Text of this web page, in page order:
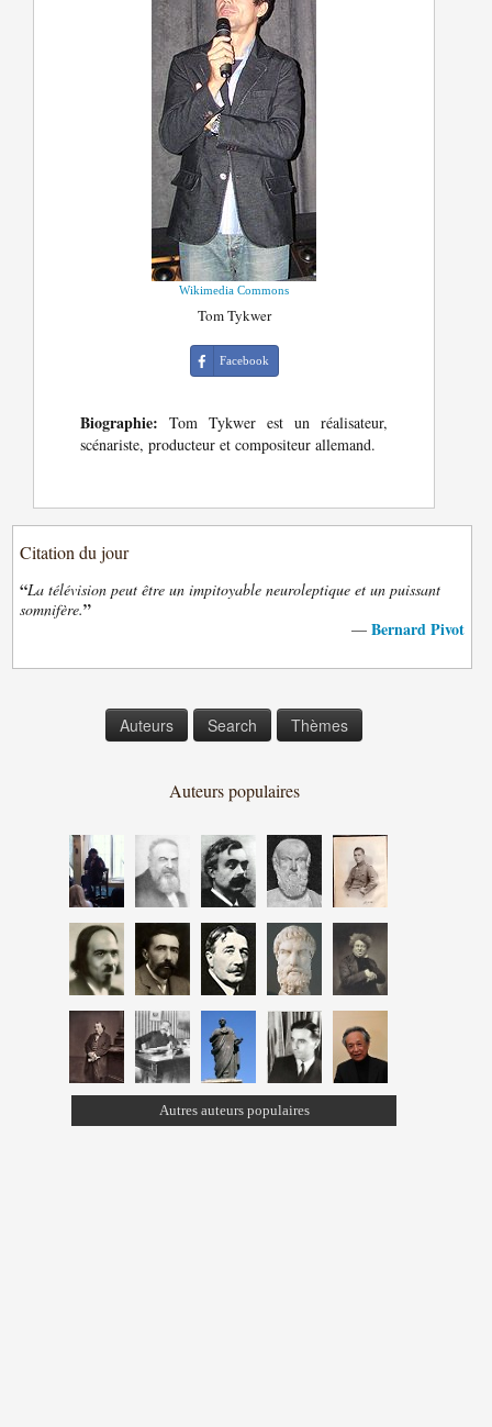
Wikimedia Commons
Tom Tykwer
Facebook
Biographie: Tom Tykwer est un réalisateur,
scénariste, producteur et compositeur allemand.
Citation du jour
“La télévision peut être un impitoyable neuroleptique et un puissant
somnifère.”
— Bernard Pivot
Auteurs Search Thèmes
Auteurs populaires
Autres auteurs populaires